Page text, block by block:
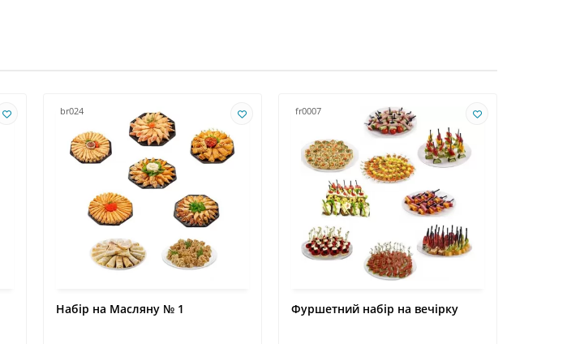
br024
Набір на Масляну № 1
fr0007
Фуршетний набір на вечірку